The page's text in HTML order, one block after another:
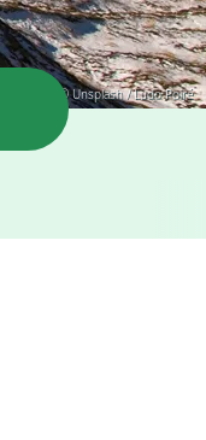
© Unsplash / Ludo Poiré